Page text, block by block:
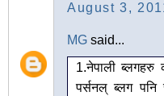
August 3,
MG said...
1.नेपाली ब्लगहरु
पर्सनल् ब्लग